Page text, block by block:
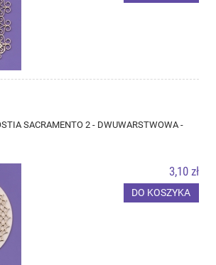
SACRAMENTO 2 - DWUWARSTWOWA -
3,10 zł
DO KOSZYKA